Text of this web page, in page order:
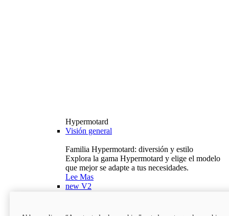
Hypermotard
Visión general
Familia Hypermotard: diversión y estilo
Explora la gama Hypermotard y elige el modelo
que mejor se adapte a tus necesidades.
Lee Mas
new V2
120,4 hp
Potencia